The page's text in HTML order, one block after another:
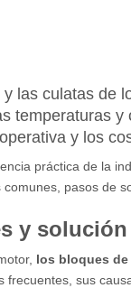
y las culatas de
temperaturas
y los
práctica de la
pasos de
y
los bloques
frecuentes, sus